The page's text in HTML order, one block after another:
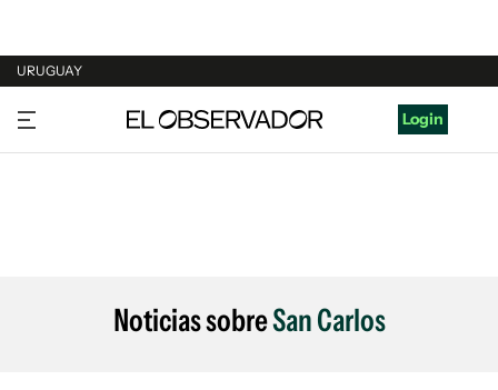
URUGUAY
URUGUAY
ARGENTINA
Login
Noticias sobreSan Carlos